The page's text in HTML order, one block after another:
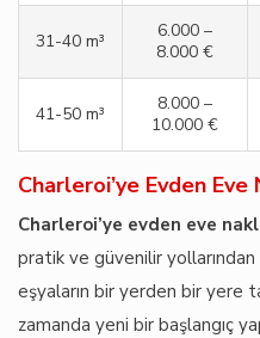
31-40 m³
6.000 –
8.000 €
41-50 m³
8.000 –
10.000 €
Charleroi’ye Evden
Charleroi’ye evden eve
pratik ve güvenilir
eşyaların bir yerden bir yere
zamanda yeni bir başlangıç